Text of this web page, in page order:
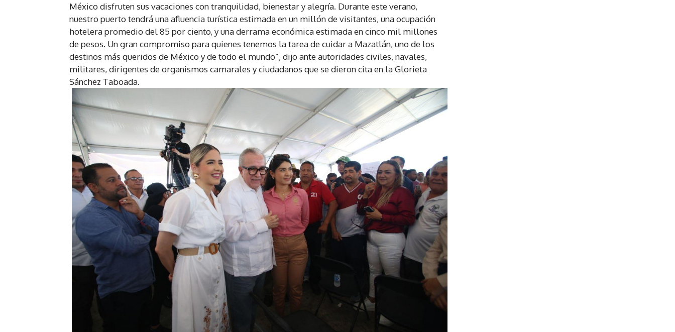
México disfruten sus vacaciones con tranquilidad, bienestar y alegría. Durante este verano,
nuestro puerto tendrá una afluencia turística estimada en un millón de visitantes, una ocupación
hotelera promedio del 85 por ciento, y una derrama económica estimada en cinco mil millones
de pesos. Un gran compromiso para quienes tenemos la tarea de cuidar a Mazatlán, uno de los
destinos más queridos de México y de todo el mundo”, dijo ante autoridades civiles, navales,
militares, dirigentes de organismos camarales y ciudadanos que se dieron cita en la Glorieta
Sánchez Taboada.